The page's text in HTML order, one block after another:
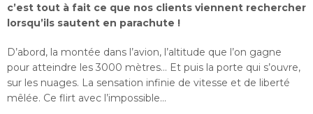
c’est tout à fait ce que nos clients viennent rechercher
lorsqu’ils sautent en parachute !
D’abord, la montée dans l’avion, l’altitude que l’on gagne
pour atteindre les 3000 mètres… Et puis la porte qui s’ouvre,
sur les nuages. La sensation infinie de vitesse et de liberté
mêlée. Ce flirt avec l’impossible…